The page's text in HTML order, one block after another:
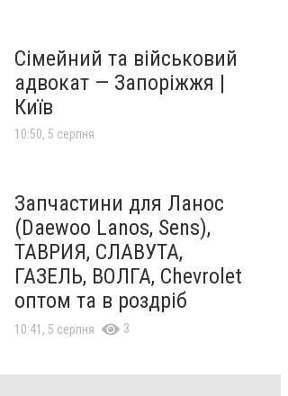
Сімейний та військовий
адвокат — Запоріжжя |
Київ
10:50, 5 серпня
Запчастини для Ланос
(Daewoo Lanos, Sens),
ТАВРИЯ, СЛАВУТА,
ГАЗЕЛЬ, ВОЛГА, Chevrolet
оптом та в роздріб
10:41, 5 серпня 3